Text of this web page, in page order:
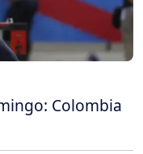
Colombia